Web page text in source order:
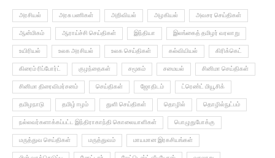
ஆன்மிகம் ஆராய்ச்சி செய்திகள் இந்தியா இலங்கைத் தமிழர் வரலாறு
உயிரியல் உலக அரசியல் உலக செய்திகள் கல்வியியல் கிரிக்கெட்
கிரைம் ரிப்போர்ட் குழந்தைகள் சமூகம் சமையல் சினிமா செய்திகள்
சினிமா திரைவிமர்சனம் செய்திகள் ஜோதிடம் ட்ரெண்ட் மியூசிக்
தமிழநாடு தமிழ் ஈழம் துளி செய்திகள் தொழில் தொழில்நுட்பம்
நல்லவர்களாக்கப்பட்ட இந்திராகாந்தி கொலையாளிகள் பொழுதுபோக்கு
மருத்துவ செய்திகள் மருத்துவம் மாயமான இரகசியங்கள்
மின் வாக்கெடுப்பு மோட்டார் லேட்டெஸ்ட் வீடியோஸ்